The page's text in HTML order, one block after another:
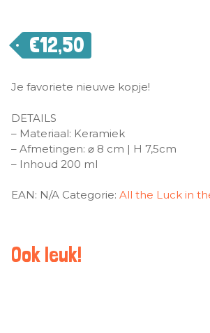
€12,50
Je favoriete nieuwe kopje!
DETAILS
– Materiaal: Keramiek
– Afmetingen: ⌀ 8 cm | H 7,5cm
– Inhoud 200 ml
EAN: N/A Categorie: All the Luck in
Ook leuk!